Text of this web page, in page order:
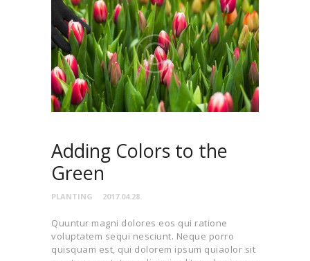
Adding Colors to the
Green
PLANTING 2017.04.28.
Quuntur magni dolores eos qui ratione
voluptatem sequi nesciunt. Neque porro
quisquam est, qui dolorem ipsum quiaolor sit